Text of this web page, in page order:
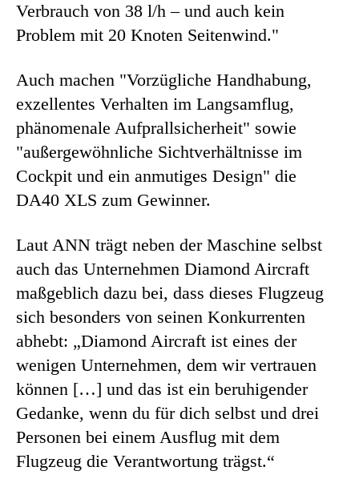
Verbrauch von 38 l/h – und auch kein
Problem mit 20 Knoten Seitenwind."
Auch machen "Vorzügliche Handhabung,
exzellentes Verhalten im Langsamflug,
phänomenale Aufprallsicherheit" sowie
"außergewöhnliche Sichtverhältnisse im
Cockpit und ein anmutiges Design" die
DA40 XLS zum Gewinner.
Laut ANN trägt neben der Maschine selbst
auch das Unternehmen Diamond Aircraft
maßgeblich dazu bei, dass dieses Flugzeug
sich besonders von seinen Konkurrenten
abhebt: „Diamond Aircraft ist eines der
wenigen Unternehmen, dem wir vertrauen
können […] und das ist ein beruhigender
Gedanke, wenn du für dich selbst und drei
Personen bei einem Ausflug mit dem
Flugzeug die Verantwortung trägst.“